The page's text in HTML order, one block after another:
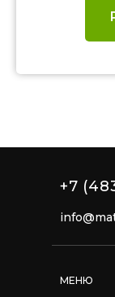
МЕНЮ
+7